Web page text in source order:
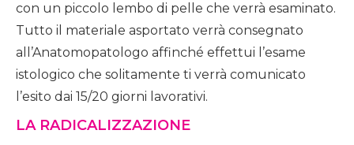
con un piccolo lembo di pelle che verrà esaminato.
Tutto il materiale asportato verrà consegnato
all’Anatomopatologo affinché effettui l’esame
istologico che solitamente ti verrà comunicato
l’esito dai 15/20 giorni lavorativi.
LA RADICALIZZAZIONE